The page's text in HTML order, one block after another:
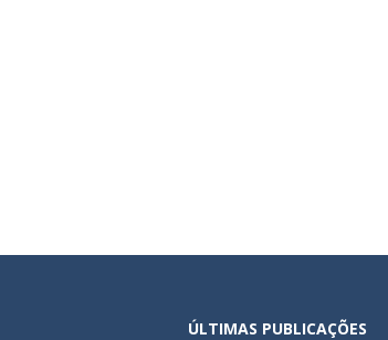
ÚLTIMAS PUBLICAÇÕES